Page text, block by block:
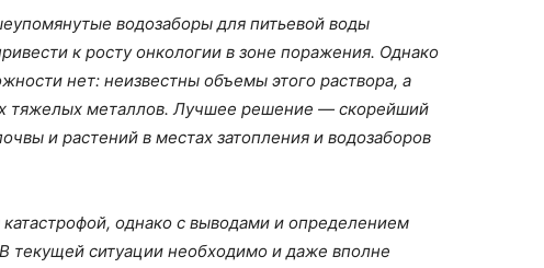
водозаборы для питьевой воды
к росту онкологии в зоне поражения. Однако
нет: неизвестны объемы этого раствора, а
тяжелых металлов. Лучшее решение — скорейший
и растений в местах затопления и водозаборов
однако с выводами и определением
текущей ситуации необходимо и даже вполне